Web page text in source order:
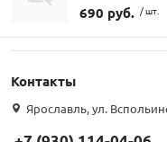
690 руб. / шт.
Контакты
Ярославль, ул.